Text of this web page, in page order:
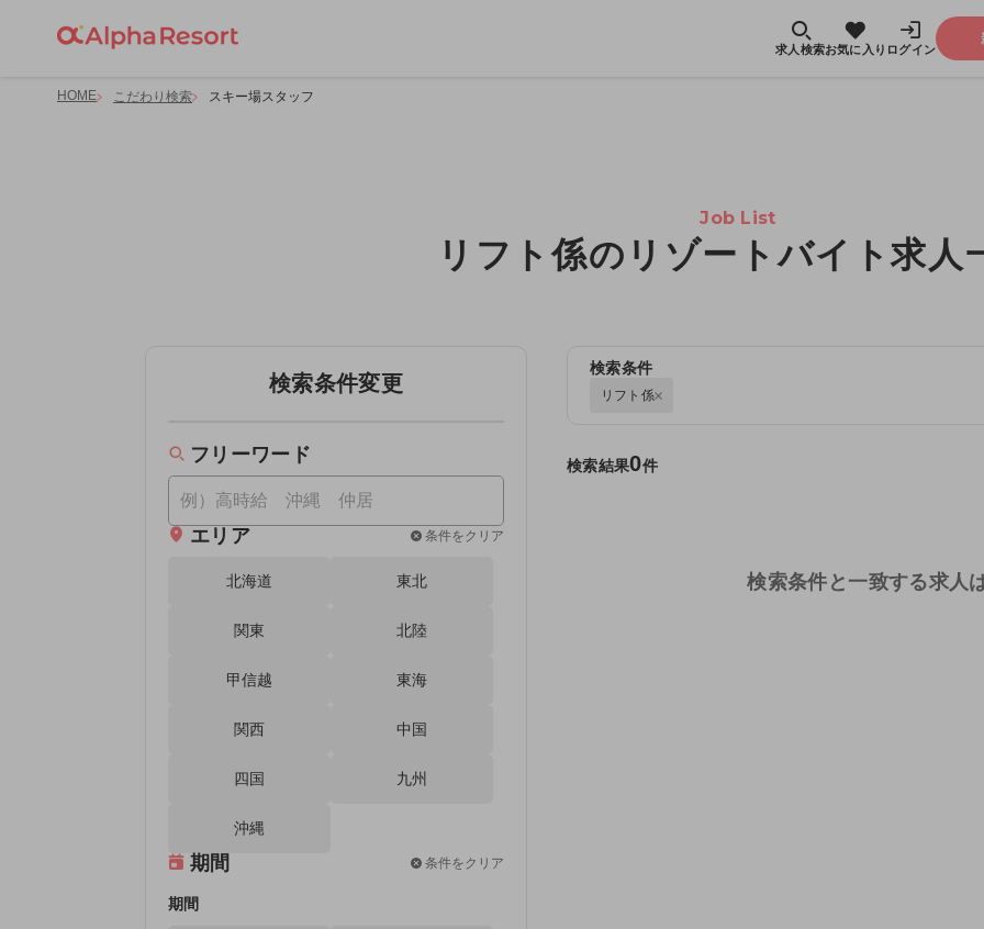
求人検索お気に入り ログイン
HOME こだわり検索 スキー場スタッフ
Job List
リフト係のリゾートバイト求人
検索条件変更
フリーワード
エリア 条件をクリア
北海道 東北
関東 北陸
甲信越 東海
関西 中国
四国 九州
沖縄
期間 条件をクリア
期間
検索条件
リフト係
検索結果0件
検索条件と一致する求人